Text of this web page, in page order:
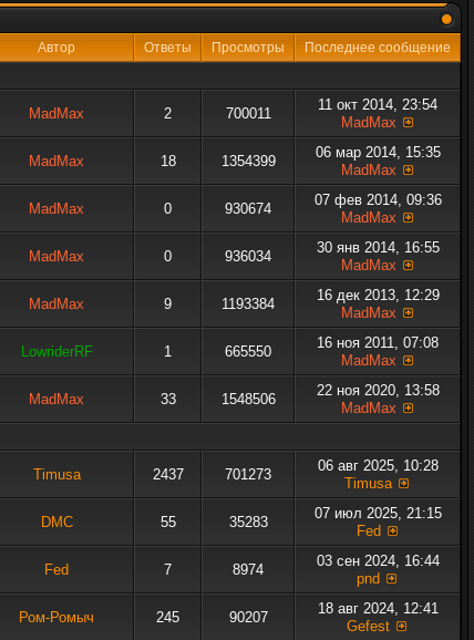
Автор Ответы Просмотры Последнее сообщение
MadMax 2 700011
11 окт 2014, 23:54
MadMax
MadMax 18 1354399
06 мар 2014, 15:35
MadMax
MadMax 0 930674
07 фев 2014, 09:36
MadMax
MadMax 0 936034
30 янв 2014, 16:55
MadMax
MadMax 9 1193384
16 дек 2013, 12:29
MadMax
LowriderRF 1 665550
16 ноя 2011, 07:08
MadMax
MadMax 33 1548506
22 ноя 2020, 13:58
MadMax
Timusa 2437 701273
06 авг 2025, 10:28
Timusa
DMC 55 35283
07 июл 2025, 21:15
Fed
Fed 7 8974
03 сен 2024, 16:44
pnd
Ром-Ромыч 245 90207
18 авг 2024, 12:41
Gefest